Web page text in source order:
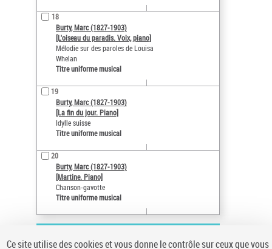
18
Burty, Marc (1827-1903)
[L'oiseau du paradis. Voix, piano]
Mélodie sur des paroles de Louisa
Whelan
Titre uniforme musical
19
Burty, Marc (1827-1903)
[La fin du jour. Piano]
Idylle suisse
Titre uniforme musical
20
Burty, Marc (1827-1903)
[Martine. Piano]
Chanson-gavotte
Titre uniforme musical
Ce site utilise des cookies et vous donne le contrôle sur ceux que vous